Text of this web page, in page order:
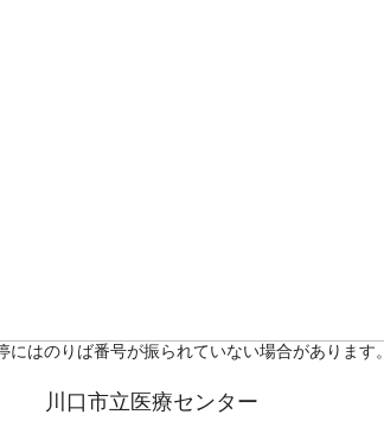
はのりば番号が振られていない場合があります。
川口市立医療センター